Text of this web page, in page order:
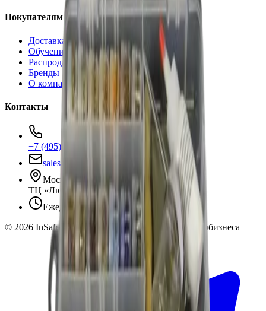
Покупателям
Доставка и оплата
Обучение
Распродажа
Бренды
О компании
Контакты
+7 (495) 135-35-99
sales@insafe.ru
Москва, Люблинская ул., 153.
ТЦ «Люблю Молл», -1 уровень
Ежедневно 10:00 — 19:00
© 2026 InSafe.ru — Товары и технологии для автобизнеса